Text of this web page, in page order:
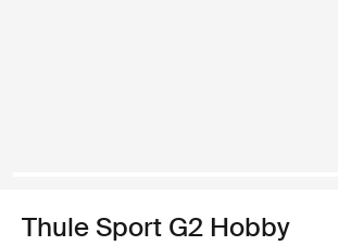
Thule Sport G2 Hobby